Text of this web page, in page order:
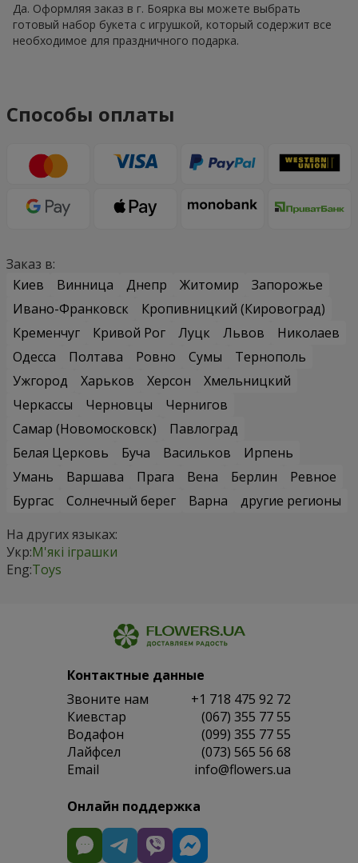
Да. Оформляя заказ в г. Боярка вы можете выбрать
готовый набор букета с игрушкой, который содержит все
необходимое для праздничного подарка.
Способы оплаты
Заказ в:
Киев
Винница Днепр Житомир
Запорожье
Ивано-Франковск
Кропивницкий (Кировоград)
Кременчуг
Кривой Рог Луцк Львов
Николаев
Одесса
Полтава Ровно Сумы
Тернополь
Ужгород
Харьков Херсон
Хмельницкий
Черкассы
Черновцы
Чернигов
Самар (Новомосковск)
Павлоград
Белая Церковь
Буча Васильков
Ирпень
Умань
Варшава Прага Вена Берлин
Ревное
Бургас
Солнечный берег Варна
другие регионы
На других языках:
Укр:М'які іграшки
Eng:Toys
Контактные данные
Звоните нам
+1 718 475 92 72
Киевстар
(067) 355 77 55
Водафон
(099) 355 77 55
Лайфсел
(073) 565 56 68
Email
info@flowers.ua
Онлайн поддержка